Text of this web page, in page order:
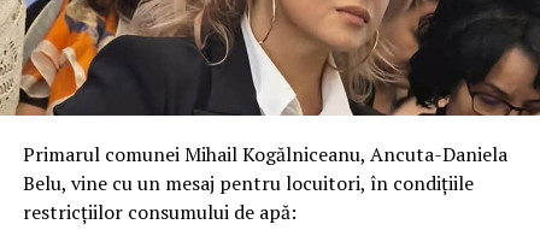
Primarul comunei Mihail Kogălniceanu, Ancuta-Daniela
Belu, vine cu un mesaj pentru locuitori, în condițiile
restricțiilor consumului de apă: